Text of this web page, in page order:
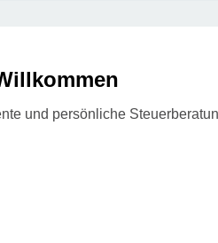
und persönliche